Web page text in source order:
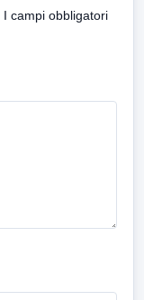
I campi obbligatori